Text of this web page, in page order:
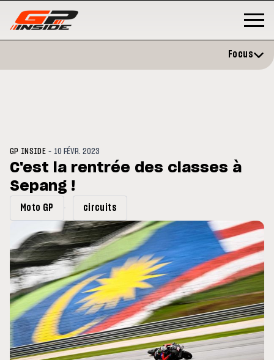
du GP de Grande-
Focus
GP INSIDE - 10 FÉVR. 2023
C'est la rentrée des classes à
Sepang !
Moto GP circuits